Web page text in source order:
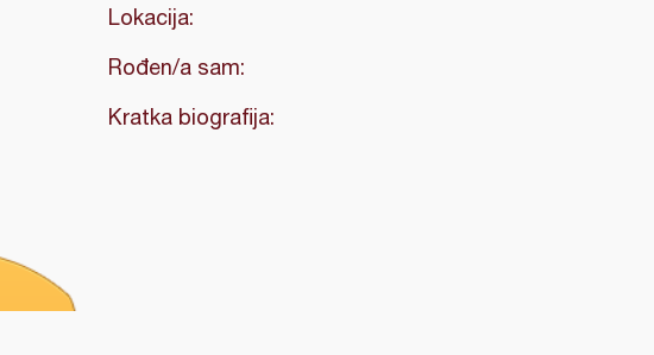
Lokacija:
Rođen/a sam:
Kratka biografija: